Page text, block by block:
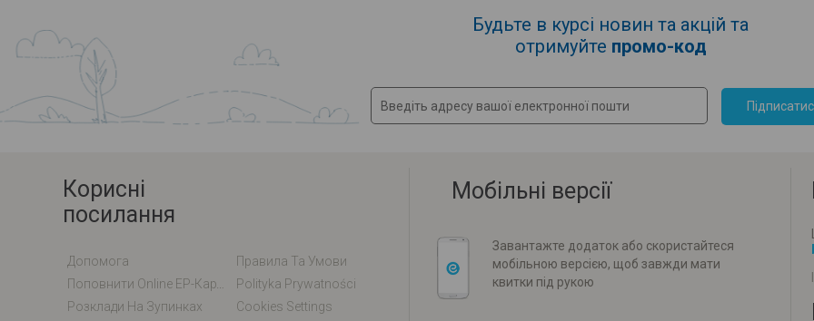
Будьте в курсі новин та акцій та
отримуйте промо-код
Корисні
посилання
Допомога
Правила Та Умови
Polityka Prywatności
Розклади На Зупинках
Cookies Settings
Мобільні версії
Завантажте додаток або скористайтеся
мобільною версією, щоб завжди мати
квитки під рукою